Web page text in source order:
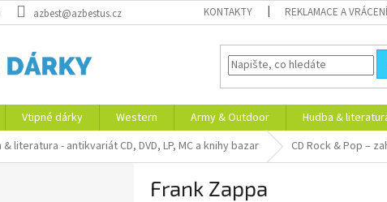
azbest@azbestus.cz KONTAKTY REKLAMACE A VRÁCENÍ
Vtipné dárky Western Army & Outdoor Hudba &
& literatura - antikvariát CD, DVD, LP, MC a knihy bazar CD Rock & Pop –
Frank Zappa